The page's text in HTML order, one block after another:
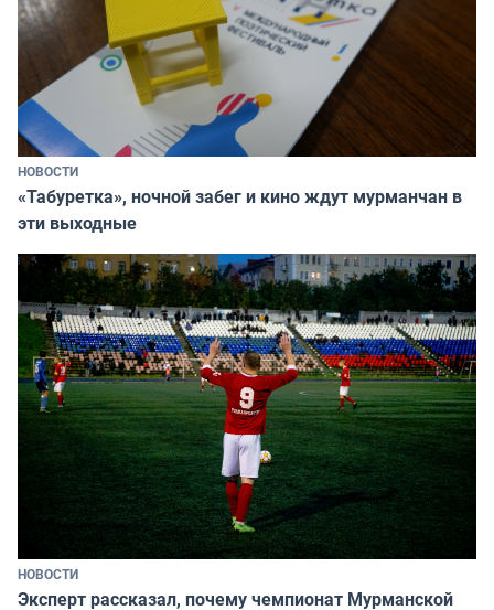
НОВОСТИ
«Табуретка», ночной забег и кино ждут мурманчан в
эти выходные
НОВОСТИ
Эксперт рассказал, почему чемпионат Мурманской